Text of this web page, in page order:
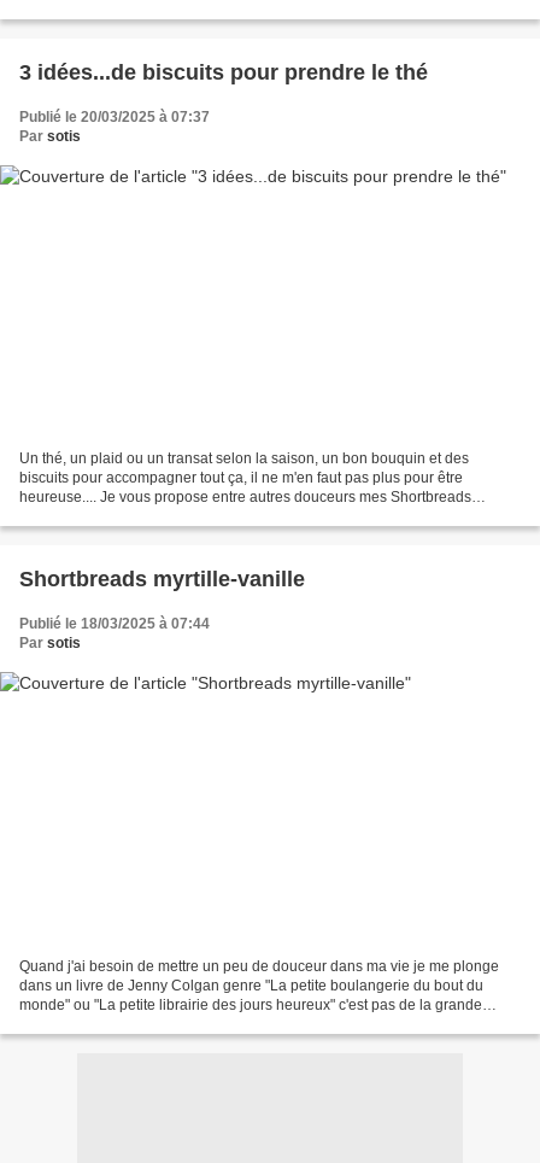
3 idées...de biscuits pour prendre le thé
Publié le 20/03/2025 à 07:37
Par sotis
Un thé, un plaid ou un transat selon la saison, un bon bouquin et des
biscuits pour accompagner tout ça, il ne m'en faut pas plus pour être
heureuse.... Je vous propose entre autres douceurs mes Shortbreads
Shortbreads myrtille-vanille
Publié le 18/03/2025 à 07:44
Par sotis
Quand j'ai besoin de mettre un peu de douceur dans ma vie je me plonge
dans un livre de Jenny Colgan genre "La petite boulangerie du bout du
monde" ou "La petite librairie des jours heureux" c'est pas de la grande